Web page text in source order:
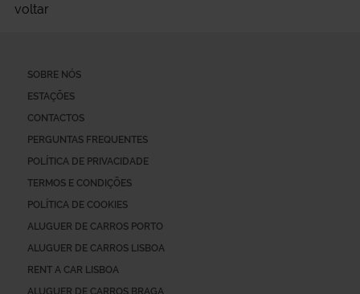
voltar
SOBRE NÓS
ESTAÇÕES
CONTACTOS
PERGUNTAS FREQUENTES
POLÍTICA DE PRIVACIDADE
TERMOS E CONDIÇÕES
POLÍTICA DE COOKIES
ALUGUER DE CARROS PORTO
ALUGUER DE CARROS LISBOA
RENT A CAR LISBOA